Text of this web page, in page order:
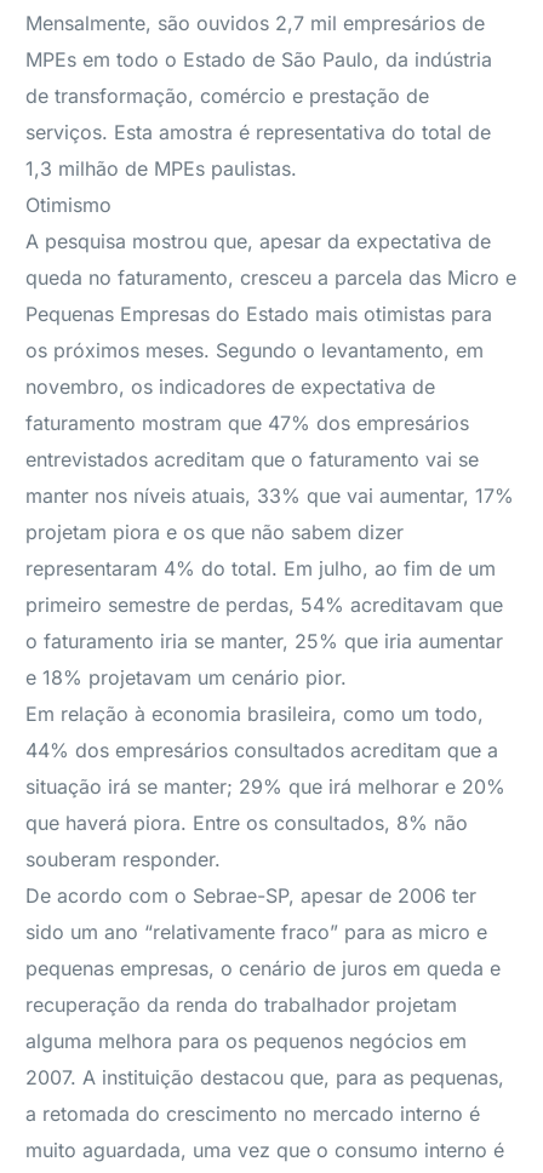
Mensalmente, são ouvidos 2,7 mil empresários de
MPEs em todo o Estado de São Paulo, da indústria
de transformação, comércio e prestação de
serviços. Esta amostra é representativa do total de
1,3 milhão de MPEs paulistas.
Otimismo
A pesquisa mostrou que, apesar da expectativa de
queda no faturamento, cresceu a parcela das Micro e
Pequenas Empresas do Estado mais otimistas para
os próximos meses. Segundo o levantamento, em
novembro, os indicadores de expectativa de
faturamento mostram que 47% dos empresários
entrevistados acreditam que o faturamento vai se
manter nos níveis atuais, 33% que vai aumentar, 17%
projetam piora e os que não sabem dizer
representaram 4% do total. Em julho, ao fim de um
primeiro semestre de perdas, 54% acreditavam que
o faturamento iria se manter, 25% que iria aumentar
e 18% projetavam um cenário pior.
Em relação à economia brasileira, como um todo,
44% dos empresários consultados acreditam que a
situação irá se manter; 29% que irá melhorar e 20%
que haverá piora. Entre os consultados, 8% não
souberam responder.
De acordo com o Sebrae-SP, apesar de 2006 ter
sido um ano “relativamente fraco” para as micro e
pequenas empresas, o cenário de juros em queda e
recuperação da renda do trabalhador projetam
alguma melhora para os pequenos negócios em
2007. A instituição destacou que, para as pequenas,
a retomada do crescimento no mercado interno é
muito aguardada, uma vez que o consumo interno é